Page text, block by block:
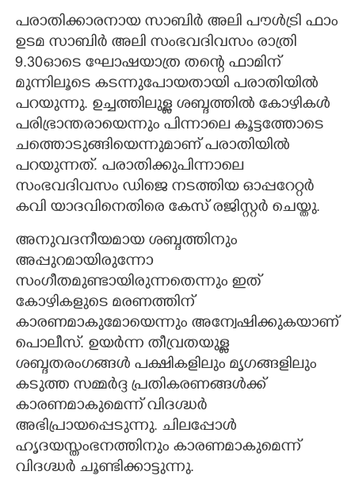
പരാതിക്കാരനായ സാബിർ അലി പൗൾട്രി ഫാം
ഉടമ സാബിർ അലി സംഭവദിവസം രാത്രി
9.30ഓടെ ഘോഷയാത്ര തന്റെ ഫാമിന്
മുന്നിലൂടെ കടന്നുപോയതായി പരാതിയിൽ
പറയുന്നു. ഉച്ചത്തിലുള്ള ശബ്ദത്തിൽ കോഴികൾ
പരിഭ്രാന്തരായെന്നും പിന്നാലെ കൂട്ടത്തോടെ
ചത്തൊടുങ്ങിയെന്നുമാണ് പരാതിയിൽ
പറയുന്നത്. പരാതിക്കുപിന്നാലെ
സംഭവദിവസം ഡിജെ നടത്തിയ ഓപ്പറേറ്റർ
കവി യാദവിനെതിരെ കേസ് രജിസ്റ്റർ ചെയ്തു.
അനുവദനീയമായ ശബ്ദത്തിനും
അപ്പുറമായിരുന്നോ
സംഗീതമുണ്ടായിരുന്നതെന്നും ഇത്
കോഴികളുടെ മരണത്തിന്
കാരണമാകുമോയെന്നും അന്വേഷിക്കുകയാണ്
പൊലീസ്. ഉയർന്ന തീവ്രതയുള്ള
ശബ്ദതരംഗങ്ങൾ പക്ഷികളിലും മൃഗങ്ങളിലും
കടുത്ത സമ്മർദ്ദ പ്രതികരണങ്ങൾക്ക്
കാരണമാകുമെന്ന് വിദഗ്ദ്ധർ
അഭിപ്രാ‌യപ്പെടുന്നു. ചിലപ്പോൾ
ഹൃദയസ്തംഭനത്തിനും കാരണമാകുമെന്ന്
വിദഗ്ദ്ധർ ചൂണ്ടിക്കാട്ടുന്നു.